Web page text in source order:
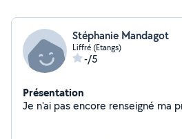
Stéphanie Mandagot
Liffré (Etangs)
-/5
Présentation
Je